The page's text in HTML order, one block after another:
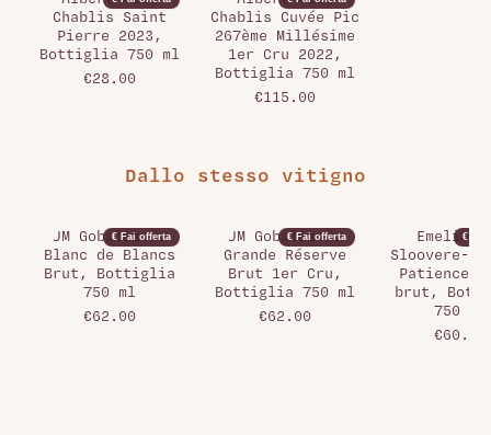
Chablis Saint
Pierre 2023,
Bottiglia 750 ml
€28.00
Chablis Cuvée Pic
267ème Millésime
1er Cru 2022,
Bottiglia 750 ml
€115.00
Dallo stesso vitigno
€ Fai offerta
JM Gobillard,
Blanc de Blancs
Brut, Bottiglia
750 ml
€62.00
€ Fai offerta
JM Gobillard,
Grande Réserve
Brut 1er Cru,
Bottiglia 750 ml
€62.00
€ Fai
Emeline
Sloovere-
Patience
brut,
750 ml
€60.00